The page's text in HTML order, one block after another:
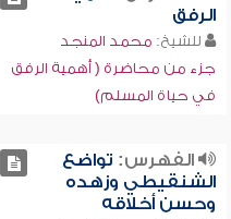
الرفق
للشيخ: محمد المنجد
جزء من محاضرة ( أهمية الرفق
في حياة المسلم)
الفهرس: تواضع
الشنقيطي وزهده
وحسن أخلاقه